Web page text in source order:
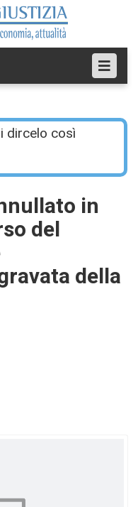
dircelo così
in
del
della